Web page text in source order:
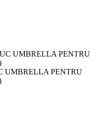
UMBRELLA PENTRU